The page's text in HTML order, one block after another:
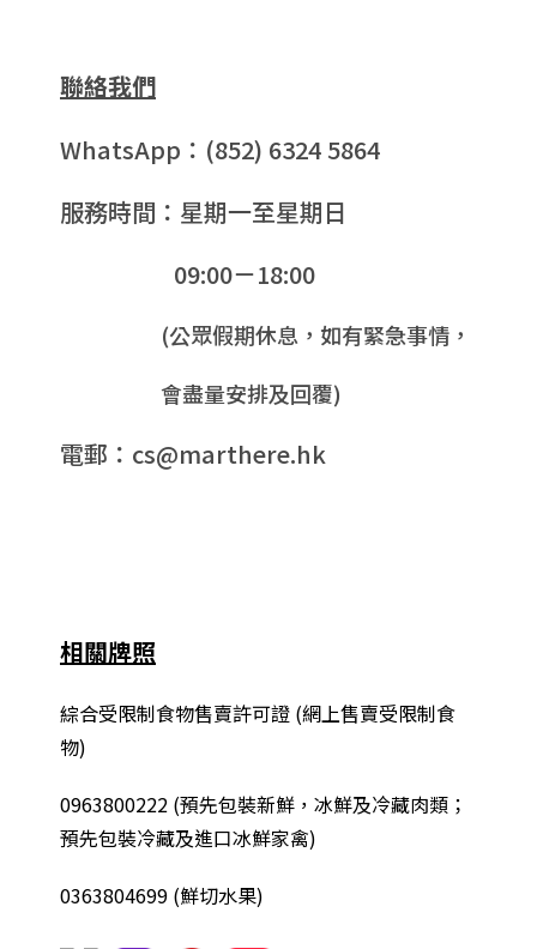
聯絡我們
WhatsApp：(852) 6324 5864
服務時間：星期一至星期日
09:00－18:00
(公眾假期休息，如有緊急事情，
會盡量安排及回覆)
電郵：cs@marthere.hk
相關牌照
綜合受限制食物售賣許可證 (網上售賣受限制食
物)
0963800222 (預先包裝新鮮，冰鮮及冷藏肉類；
預先包裝冷藏及進口冰鮮家禽)
0363804699 (鮮切水果)